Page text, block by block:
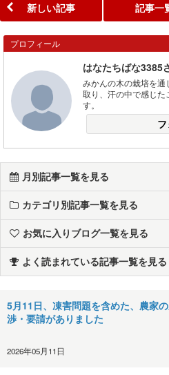
新しい記事 記事一
プロフィール
はなたちばな3385
みかんの木の栽培を通
取り、汗の中で感じた
す。
月別記事一覧を見る
カテゴリ別記事一覧を見る
お気に入りブログ一覧を見る
よく読まれている記事一覧を見る
5月11日、凍害問題を含めた、農家
渉・要請がありました
2026年05月11日